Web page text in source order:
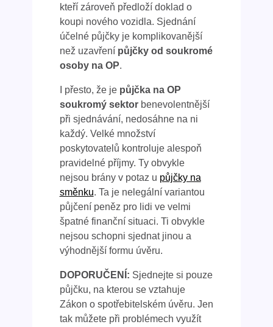
kteří zároveň předloží doklad o
koupi nového vozidla. Sjednání
účelné půjčky je komplikovanější
než uzavření půjčky od soukromé
osoby na OP.
I přesto, že je půjčka na OP
soukromý sektorbenevolentnější
při sjednávání, nedosáhne na ni
každý. Velké množství
poskytovatelů kontroluje alespoň
pravidelné příjmy. Ty obvykle
nejsou brány v potaz u půjčky na
směnku. Ta je nelegální variantou
půjčení peněz pro lidi ve velmi
špatné finanční situaci. Ti obvykle
nejsou schopni sjednat jinou a
výhodnější formu úvěru.
DOPORUČENÍ: Sjednejte si pouze
půjčku, na kterou se vztahuje
Zákon o spotřebitelském úvěru. Jen
tak můžete při problémech využít